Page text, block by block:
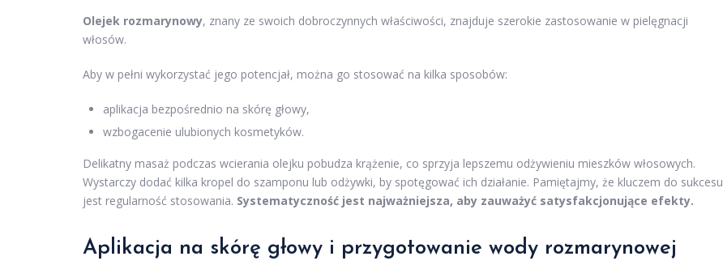
Olejek rozmarynowy, znany ze swoich dobroczynnych właściwości, znajduje szerokie zastosowanie w pielęgnacji
włosów.
Aby w pełni wykorzystać jego potencjał, można go stosować na kilka sposobów:
aplikacja bezpośrednio na skórę głowy,
wzbogacenie ulubionych kosmetyków.
Delikatny masaż podczas wcierania olejku pobudza krążenie, co sprzyja lepszemu odżywieniu mieszków włosowych.
Wystarczy dodać kilka kropel do szamponu lub odżywki, by spotęgować ich działanie. Pamiętajmy, że kluczem do sukcesu
jest regularność stosowania. Systematyczność jest najważniejsza, aby zauważyć satysfakcjonujące efekty.
Aplikacja na skórę głowy i przygotowanie wody rozmarynowej